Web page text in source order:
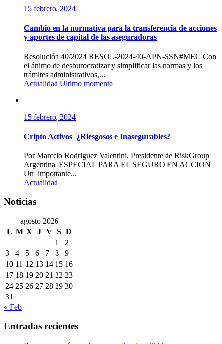
15 febrero, 2024
Cambio en la normativa para la transferencia de acciones
y aportes de capital de las aseguradoras
Resolución 40/2024 RESOL-2024-40-APN-SSN#MEC Con
el ánimo de desburocratizar y simplificar las normas y los
trámites administrativos,...
Actualidad Último momento
15 febrero, 2024
Cripto Activos ¿Riesgosos e Inasegurables?
Por Marcelo Rodriguez Valentini, Presidente de RiskGroup
Argentina. ESPECIAL PARA EL SEGURO EN ACCION
Un importante...
Actualidad
Noticias
agosto 2026
L M X J V S D
1
2
3
4 5 6 7 8
9
10 11 12 13 14 15 16
17 18 19 20 21 22 23
24 25 26 27 28 29 30
31
« Feb
Entradas recientes